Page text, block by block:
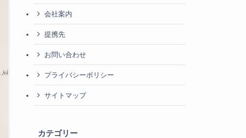
会社案内
提携先
お問い合わせ
プライバシーポリシー
サイトマップ
カテゴリー